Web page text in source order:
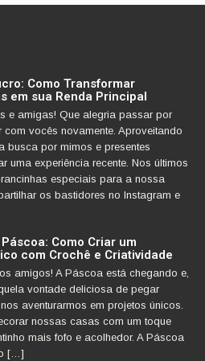
Como Transformar
em sua Renda Principal
e amigas! Que alegria passar por
vocês novamente. Aproveitando
busca por mimos e presentes
uma experiência recente. Nos últimos
especiais para a nossa
os bastidores no Instagram e
Como Criar um
com Crochê e Criatividade
amigos! A Páscoa está chegando e,
vontade deliciosa de pegar
aventurarmos em projetos únicos.
nossas casas com um toque
mais fofo e acolhedor. A Páscoa
[…]